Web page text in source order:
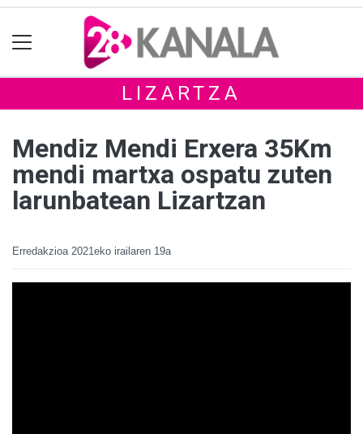
LIZARTZA
Mendiz Mendi Erxera 35Km
mendi martxa ospatu zuten
larunbatean Lizartzan
Erredakzioa 2021eko irailaren 19a